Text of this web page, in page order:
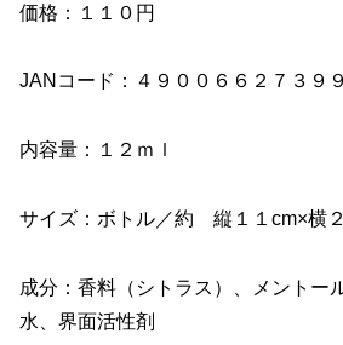
価格：１１０円
JANコード：４９００６６２７３９
内容量：１２ｍｌ
サイズ：ボトル／約 縦１１cm×横
成分：香料（シトラス）、メントー
水、界面活性剤